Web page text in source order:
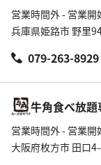
営業時間外 - 営業開
兵庫県姫路市 野里
079-263-8929
牛角食べ放
営業時間外 - 営業開
大阪府枚方市 田口